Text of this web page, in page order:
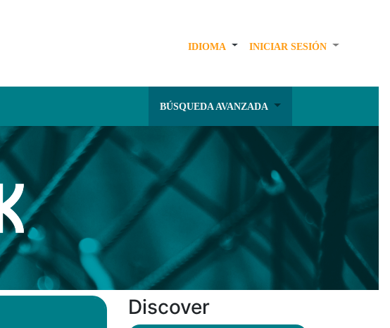
IDIOMA INICIAR SESIÓN
BÚSQUEDA AVANZADA
Discover